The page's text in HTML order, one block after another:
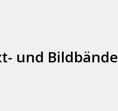
und Bildbände